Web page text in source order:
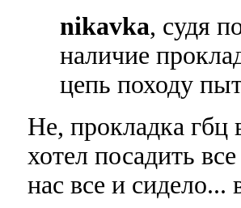
nikavka, судя
наличие
цепь походу
Не, прокладка гбц
хотел посадить
нас все и